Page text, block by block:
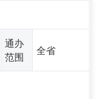
通办
范围
全省